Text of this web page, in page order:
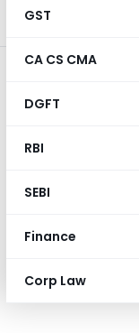
GST
CA CS CMA
DGFT
RBI
SEBI
Finance
Corp Law